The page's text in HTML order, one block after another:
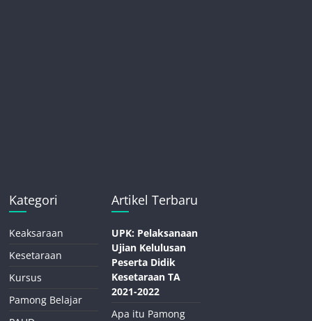
Kategori
Keaksaraan
Kesetaraan
Kursus
Pamong Belajar
Artikel Terbaru
UPK: Pelaksanaan
Ujian Kelulusan
Peserta Didik
Kesetaraan TA
2021-2022
Apa itu Pamong